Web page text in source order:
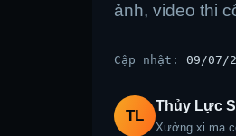
ảnh, video thi
Cập nhật: 09/07/
TL
Thủy Lực
Xưởng xi mạ